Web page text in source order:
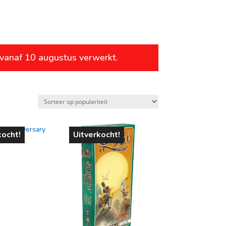
leeftijd
vanaf 1 jaar
vanaf 6 jaar
vanaf 10 jaar
10 augustus verwerkt.
Uitverkocht!